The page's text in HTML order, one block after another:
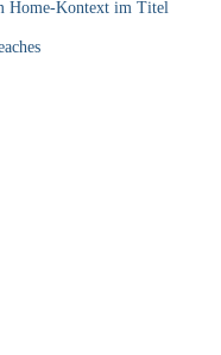
Home-Kontext im Titel